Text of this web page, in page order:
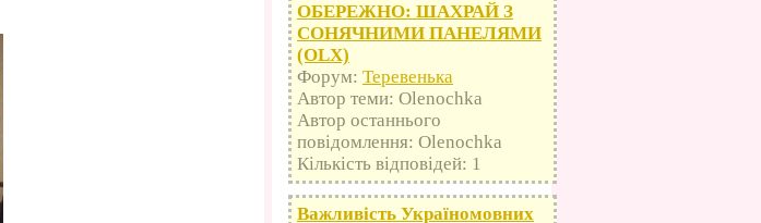
ОБЕРЕЖНО: ШАХРАЙ З
СОНЯЧНИМИ ПАНЕЛЯМИ
(OLX)
Форум: Теревенька
Автор теми: Olenochka
Автор останнього
повідомлення: Olenochka
Кількість відповідей: 1
Важливість Україномовних